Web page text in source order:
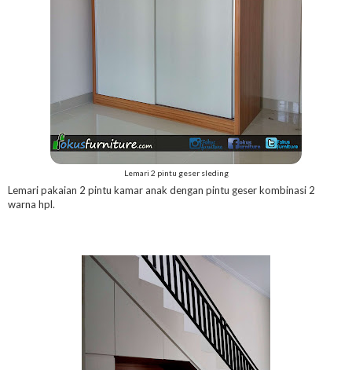
Lemari 2 pintu geser sleding
Lemari pakaian 2 pintu kamar anak dengan pintu geser kombinasi 2
warna hpl.